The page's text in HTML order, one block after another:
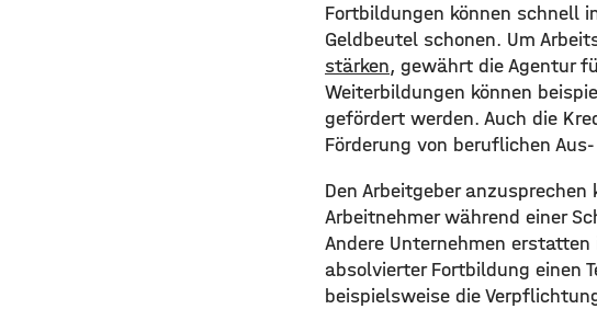
Fortbildungen können schnell
Geldbeutel schonen. Um
stärken, gewährt die Agentur
Weiterbildungen können
gefördert werden. Auch die
Förderung von beruflichen
Den Arbeitgeber
Arbeitnehmer während einer
Andere Unternehmen
absolvierter Fortbildung einen
beispielsweise die